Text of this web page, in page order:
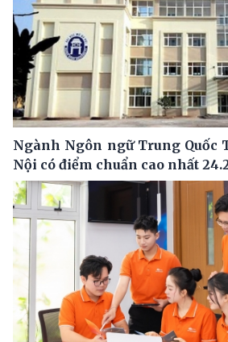
Ngành Ngôn ngữ Trung Quốc
Nội có điểm chuẩn cao nhất